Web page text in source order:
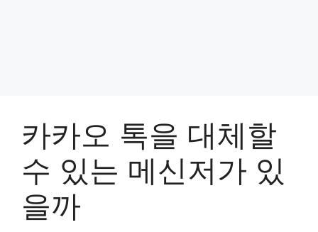
카카오 톡을 대체할
수 있는 메신저가 있
을까